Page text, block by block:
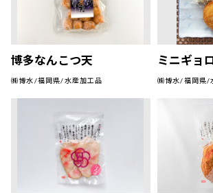
博多なんこつ天
㈱博水/福岡県/水産加工品
ミニギョ
㈱博水/福岡県/